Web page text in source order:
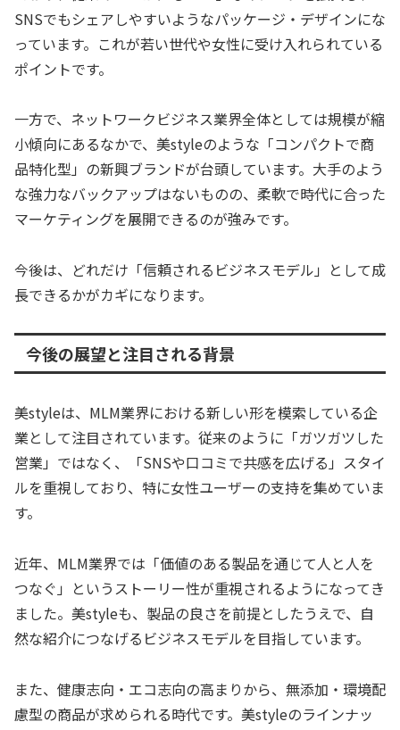
SNSでもシェアしやすいようなパッケージ・デザインにな
っています。これが若い世代や女性に受け入れられている
ポイントです。
一方で、ネットワークビジネス業界全体としては規模が縮
小傾向にあるなかで、美styleのような「コンパクトで商
品特化型」の新興ブランドが台頭しています。大手のよう
な強力なバックアップはないものの、柔軟で時代に合った
マーケティングを展開できるのが強みです。
今後は、どれだけ「信頼されるビジネスモデル」として成
長できるかがカギになります。
今後の展望と注目される背景
美styleは、MLM業界における新しい形を模索している企
業として注目されています。従来のように「ガツガツした
営業」ではなく、「SNSや口コミで共感を広げる」スタイ
ルを重視しており、特に女性ユーザーの支持を集めていま
す。
近年、MLM業界では「価値のある製品を通じて人と人を
つなぐ」というストーリー性が重視されるようになってき
ました。美styleも、製品の良さを前提としたうえで、自
然な紹介につなげるビジネスモデルを目指しています。
また、健康志向・エコ志向の高まりから、無添加・環境配
慮型の商品が求められる時代です。美styleのラインナッ